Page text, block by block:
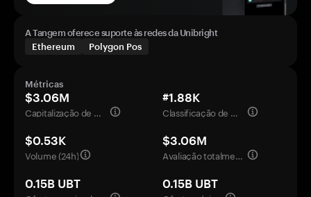
A Tangem oferece suporte às redes da Unibright
Ethereum
Polygon Pos
Métricas
$3.06M
Capitalização de mercado
#1.88K
Classificação de mercado
$0.53K
Volume (24h)
$3.06M
Avaliação totalmente diluída
0.15B UBT
0.15B UBT